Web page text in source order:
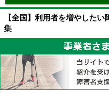
【全国】利用者を増やした
集
パーキンソン病で障害者手
り
障害者手帳・障害年金
ットはない
身体障害者手帳でのパー
パーキンソン病で障害